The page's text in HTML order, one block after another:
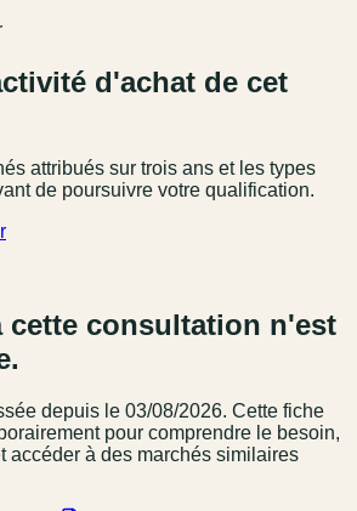
d'achat de cet
attribués sur trois ans et les types
de poursuivre votre qualification.
cette consultation n'est
depuis le 03/08/2026. Cette fiche
pour comprendre le besoin,
accéder à des marchés similaires